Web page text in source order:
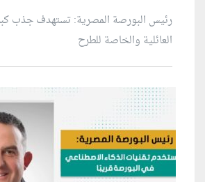
رئيس البورصة المصرية: تستهدف جذب
العائلية والخاصة للطرح